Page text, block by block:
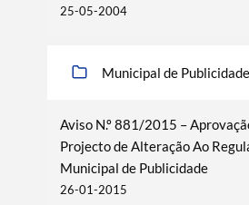
25-05-2004
Municipal de Publicidade
Aviso N.º 881/2015 –
Projecto de Alteração Ao
Municipal de Publicidade
26-01-2015